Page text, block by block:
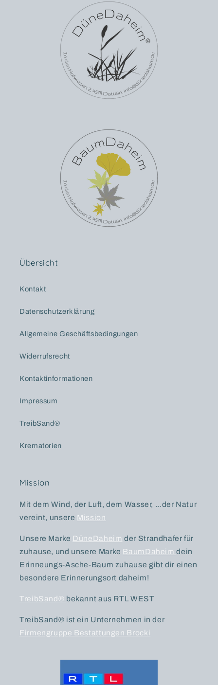
Übersicht
Kontakt
Datenschutzerklärung
Allgemeine Geschäftsbedingungen
Widerrufsrecht
Kontaktinformationen
Impressum
TreibSand®
Krematorien
Mission
Mit dem Wind, der Luft, dem Wasser, ...der Natur
vereint, unsere Mission
Unsere Marke DüneDaheim der Strandhafer für
zuhause, und unsere Marke BaumDaheimdein
Erinneungs-Asche-Baum zuhause gibt dir einen
besondere Erinnerungsort daheim!
TreibSand® bekannt aus RTL WEST
TreibSand® ist ein Unternehmen in der
Firmengruppe Bestattungen Brocki